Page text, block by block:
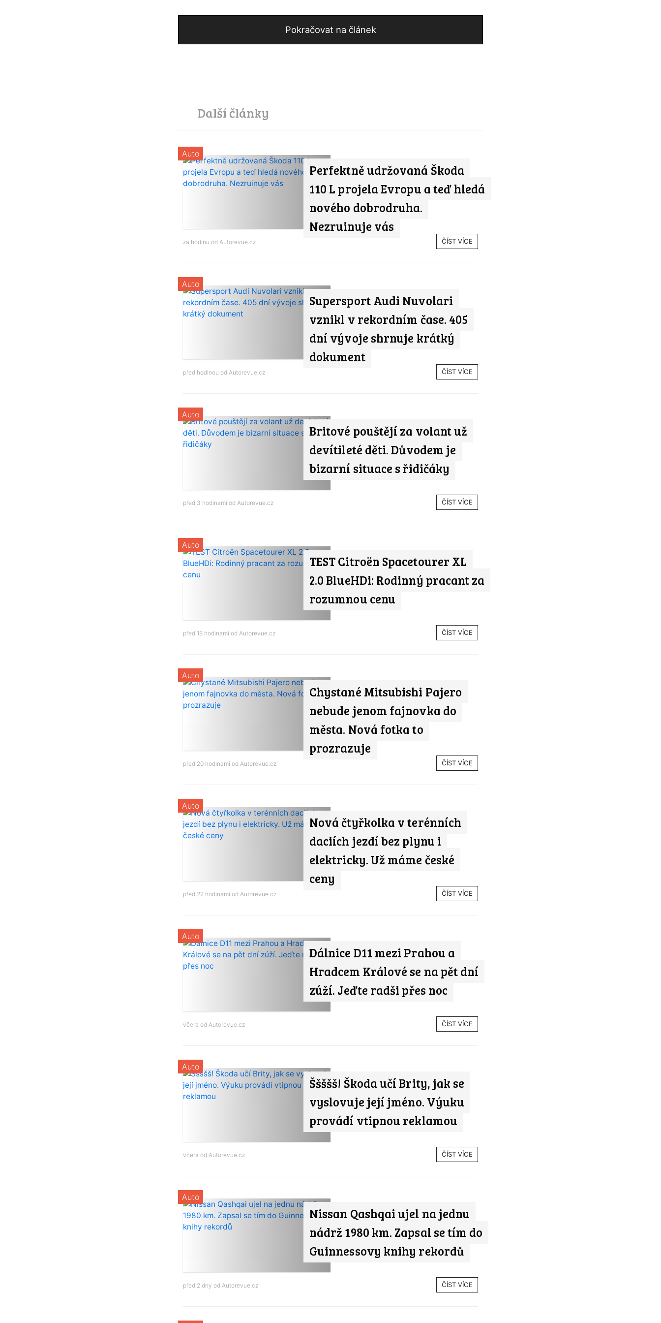
Pokračovat na článek
Další články
Perfektně udržovaná Škoda
110 L projela Evropu a teď hledá
nového dobrodruha.
Nezruinuje vás
Auto
za hodinu od Autorevue.cz ČÍST VÍCE
Supersport Audi Nuvolari
vznikl v rekordním čase. 405
dní vývoje shrnuje krátký
dokument
Auto
před hodinou od Autorevue.cz ČÍST VÍCE
Britové pouštějí za volant už
devítileté děti. Důvodem je
bizarní situace s řidičáky
Auto
před 3 hodinami od Autorevue.cz ČÍST VÍCE
TEST Citroën Spacetourer XL
2.0 BlueHDi: Rodinný pracant za
rozumnou cenu
Auto
před 18 hodinami od Autorevue.cz ČÍST VÍCE
Chystané Mitsubishi Pajero
nebude jenom fajnovka do
města. Nová fotka to
prozrazuje
Auto
před 20 hodinami od Autorevue.cz ČÍST VÍCE
Nová čtyřkolka v terénních
daciích jezdí bez plynu i
elektricky. Už máme české
ceny
Auto
před 22 hodinami od Autorevue.cz ČÍST VÍCE
Dálnice D11 mezi Prahou a
Hradcem Králové se na pět dní
zúží. Jeďte radši přes noc
Auto
včera od Autorevue.cz ČÍST VÍCE
Ššššš! Škoda učí Brity, jak se
vyslovuje její jméno. Výuku
provádí vtipnou reklamou
Auto
včera od Autorevue.cz ČÍST VÍCE
Nissan Qashqai ujel na jednu
nádrž 1980 km. Zapsal se tím do
Guinnessovy knihy rekordů
Auto
před 2 dny od Autorevue.cz ČÍST VÍCE